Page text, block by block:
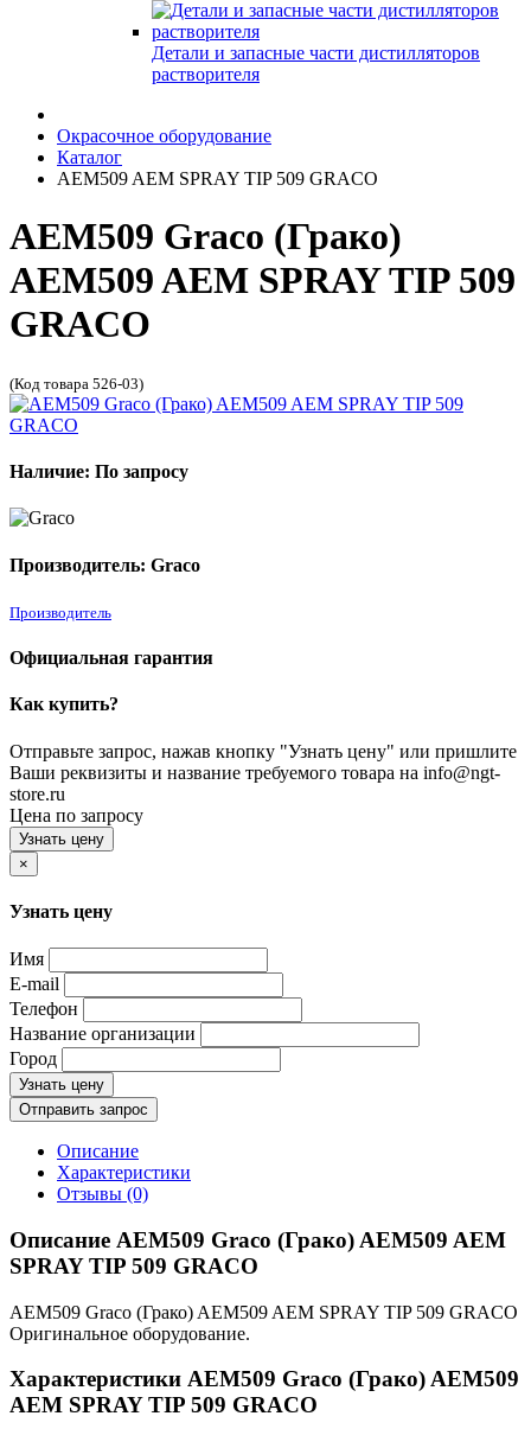
Детали и запасные части дистилляторов
растворителя
Окрасочное оборудование
Каталог
AEM509 AEM SPRAY TIP 509 GRACO
AEM509 Graco (Грако)
AEM509 AEM SPRAY TIP 509
GRACO
(Код товара 526-03)
Наличие: По запросу
Производитель: Graco
Производитель
Официальная гарантия
Как купить?
Отправьте запрос, нажав кнопку "Узнать цену" или пришлите
Ваши реквизиты и название требуемого товара на info@ngt-
store.ru
Цена по запросу
Узнать цену
×
Узнать цену
Имя
E-mail
Телефон
Название организации
Город
Узнать цену
Отправить запрос
Описание
Характеристики
Отзывы (0)
Описание AEM509 Graco (Грако) AEM509 AEM
SPRAY TIP 509 GRACO
AEM509 Graco (Грако) AEM509 AEM SPRAY TIP 509 GRACO
Оригинальное оборудование.
Характеристики AEM509 Graco (Грако) AEM509
AEM SPRAY TIP 509 GRACO